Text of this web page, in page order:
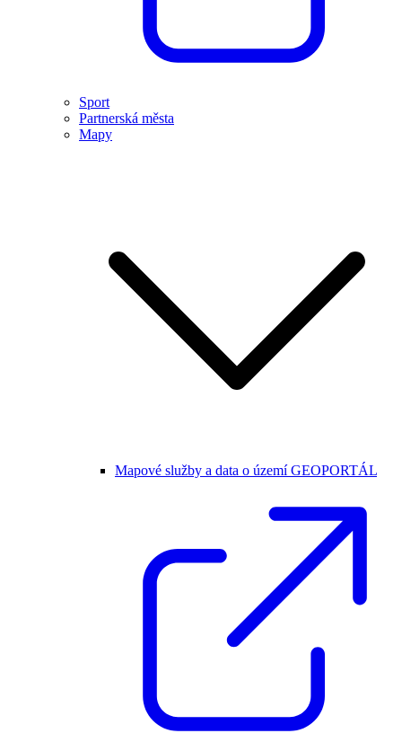
Sport
Partnerská města
Mapy
Mapové služby a data o území GEOPORTÁL